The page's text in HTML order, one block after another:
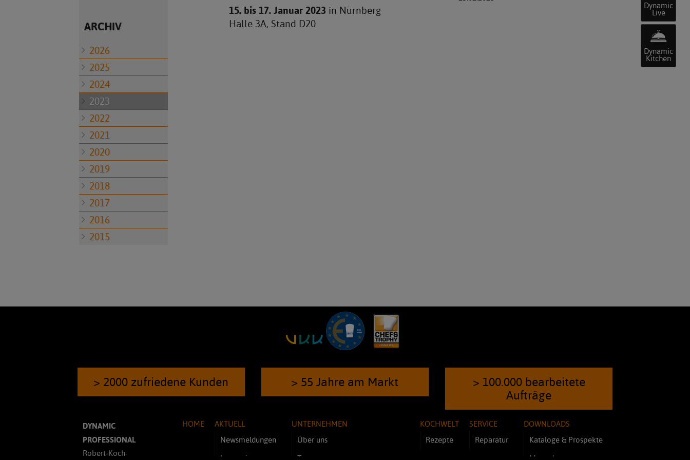
Dynamic
Live
Dynamic
Kitchen
ARCHIV
2026
2025
2024
2023
2022
2021
2020
2019
2018
2017
2016
2015
15. bis 17. Januar 2023 in Nürnberg
Halle 3A, Stand D20
> 2000 zufriedene Kunden > 55 Jahre am Markt
> 100.000 bearbeitete
Aufträge
DYNAMIC
PROFESSIONAL
Robert-Koch-
HOME
AKTUELL
Newsmeldungen
Innovationen
UNTERNEHMEN
Über uns
Team
KOCHWELT
Rezepte
SERVICE
Reparatur
DOWNLOADS
Kataloge & Prospekte
Manuals